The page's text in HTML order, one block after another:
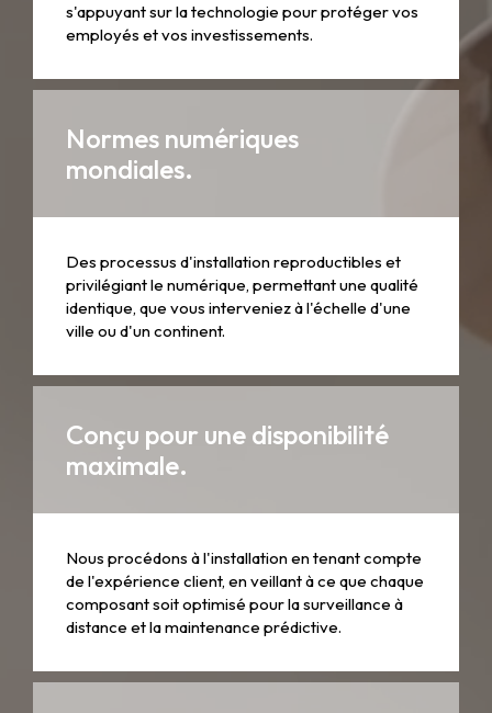
s'appuyant sur la technologie pour protéger vos
employés et vos investissements.
Normes numériques
mondiales.
Des processus d'installation reproductibles et
privilégiant le numérique, permettant une qualité
identique, que vous interveniez à l'échelle d'une
ville ou d'un continent.
Conçu pour une disponibilité
maximale.
Nous procédons à l'installation en tenant compte
de l'expérience client, en veillant à ce que chaque
composant soit optimisé pour la surveillance à
distance et la maintenance prédictive.